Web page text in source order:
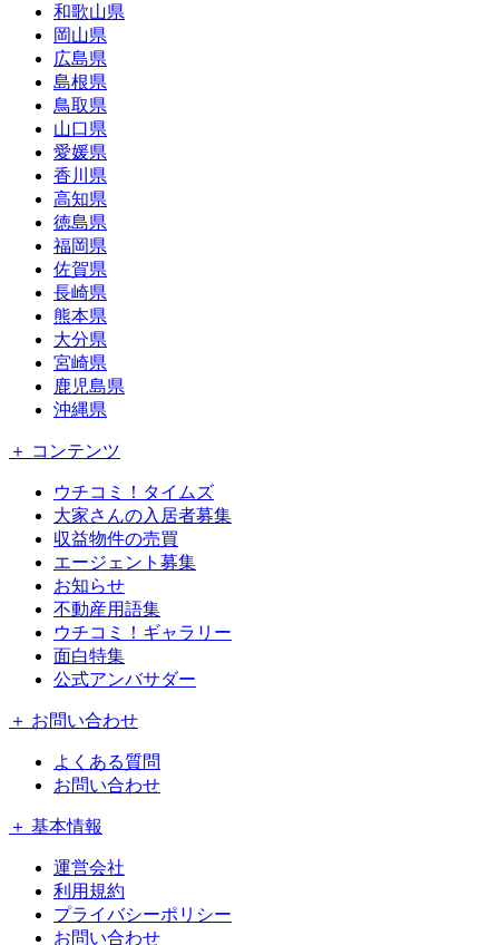
和歌山県
岡山県
広島県
島根県
鳥取県
山口県
愛媛県
香川県
高知県
徳島県
福岡県
佐賀県
長崎県
熊本県
大分県
宮崎県
鹿児島県
沖縄県
＋ コンテンツ
ウチコミ！タイムズ
大家さんの入居者募集
収益物件の売買
エージェント募集
お知らせ
不動産用語集
ウチコミ！ギャラリー
面白特集
公式アンバサダー
＋ お問い合わせ
よくある質問
お問い合わせ
＋ 基本情報
運営会社
利用規約
プライバシーポリシー
お問い合わせ